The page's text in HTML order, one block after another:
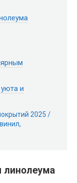
и
2025 /
линолеума